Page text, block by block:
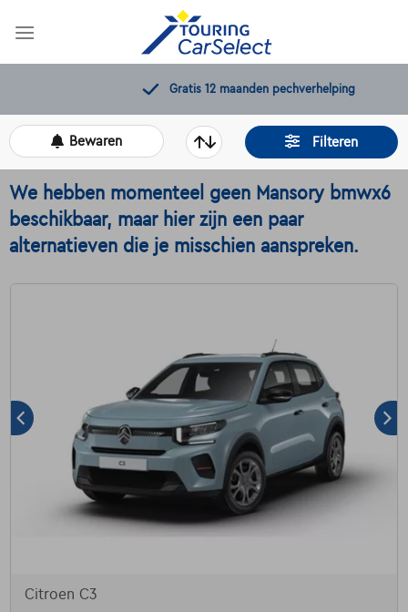
Gratis 12 maanden pechverhelping
Filteren
Bewaren
We hebben momenteel geen Mansory bmwx6
beschikbaar, maar hier zijn een paar
alternatieven die je misschien aanspreken.
Citroen C3